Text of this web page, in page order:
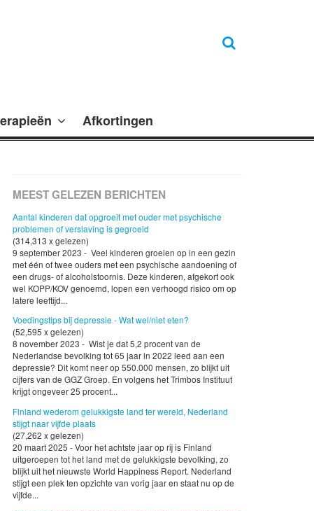
Afkortingen
MEEST GELEZEN BERICHTEN
Aantal kinderen dat opgroeit met ouder met psychische
problemen of verslaving is gegroeid
(314,313 x gelezen)
9 september 2023 - Veel kinderen groeien op in een gezin
met één of twee ouders met een psychische aandoening of
een drugs- of alcoholstoornis. Deze kinderen, afgekort ook
wel KOPP/KOV genoemd, lopen een verhoogd risico om op
latere leeftijd...
Voedingstips bij depressie - Wat wel/niet eten?
(52,595 x gelezen)
8 november 2023 - Wist je dat 5,2 procent van de
Nederlandse bevolking tot 65 jaar in 2022 leed aan een
depressie? Dit komt neer op 550.000 mensen, zo blijkt uit
cijfers van de GGZ Groep. En volgens het Trimbos Instituut
krijgt ongeveer 25 procent...
Finland wederom gelukkigste land ter wereld, Nederland
stijgt naar vijfde plaats
(27,262 x gelezen)
20 maart 2025 - Voor het achtste jaar op rij is Finland
uitgeroepen tot het land met de gelukkigste bevolking, zo
blijkt uit het nieuwste World Happiness Report. Nederland
stijgt een plek ten opzichte van vorig jaar en staat nu op de
vijfde...